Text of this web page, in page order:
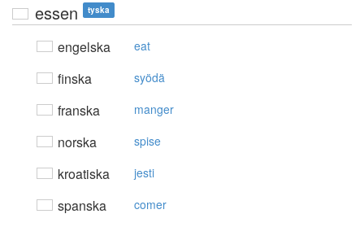
essen tyska
engelska eat
finska syödä
franska manger
norska spise
kroatiska jesti
spanska comer